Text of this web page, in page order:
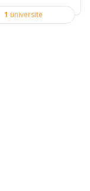
1 üniversite